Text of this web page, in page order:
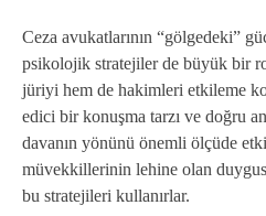
Ceza avukatlarının “gölgedeki”
psikolojik stratejiler de büyük bir
jüriyi hem de hakimleri etkileme
edici bir konuşma tarzı ve doğru
davanın yönünü önemli ölçüde
müvekkillerinin lehine olan
bu stratejileri kullanırlar.